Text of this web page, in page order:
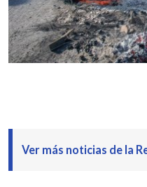
Ver más noticias de la